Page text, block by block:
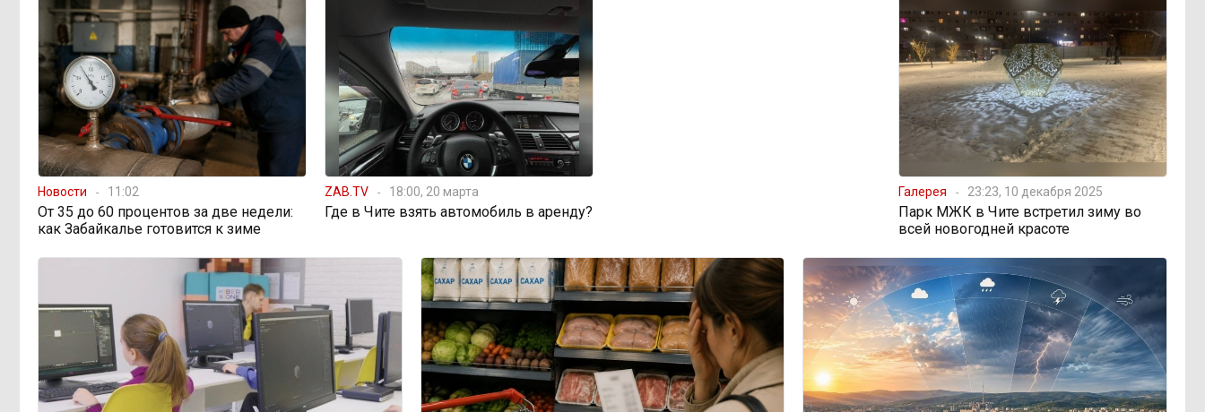
11:03, 4 августа Трубы старше, чем
чиновники: почему Забайкалье
продолжает латать дыры, пока
другие регионы меняют
инфраструктуру
Новости 11:02
От 35 до 60 процентов за две недели:
как Забайкалье готовится к зиме
ZAB.TV 18:00, 20 марта
Где в Чите взять автомобиль в аренду?
Галерея 23:23, 10 декабря 2025
Парк МЖК в Чите встретил зиму во
всей новогодней красоте